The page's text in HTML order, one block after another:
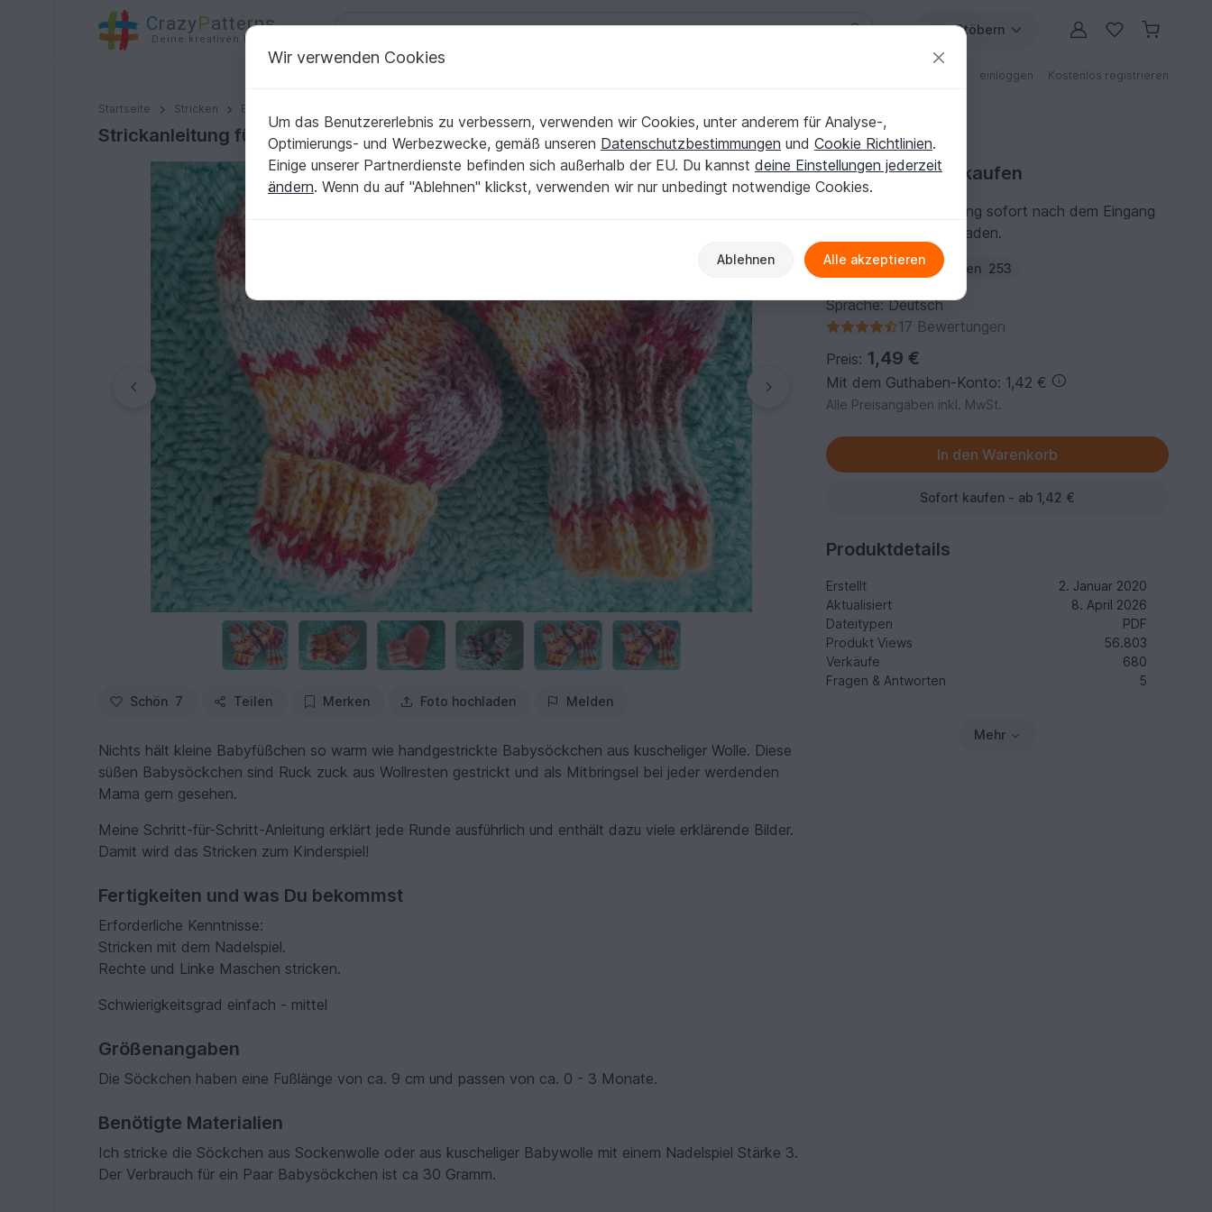
CrazyPatterns
Deine kreativen Ideen
Stöbern
einloggen Kostenlos registrieren
Startseite Stricken Babys
Strickanleitung für kuschelige Babysöckchen 9 cm
Strickanleitung für kuschelige Babysöckchen 9 cm
Schön 7 Teilen Merken Foto hochladen Melden
Nichts hält kleine Babyfüßchen so warm wie handgestrickte Babysöckchen aus kuscheliger Wolle. Diese
süßen Babysöckchen sind Ruck zuck aus Wollresten gestrickt und als Mitbringsel bei jeder werdenden
Mama gern gesehen.
Meine Schritt-für-Schritt-Anleitung erklärt jede Runde ausführlich und enthält dazu viele erklärende Bilder.
Damit wird das Stricken zum Kinderspiel!
Fertigkeiten und was Du bekommst
Erforderliche Kenntnisse:
Stricken mit dem Nadelspiel.
Rechte und Linke Maschen stricken.
Schwierigkeitsgrad einfach - mittel
Größenangaben
Die Söckchen haben eine Fußlänge von ca. 9 cm und passen von ca. 0 - 3 Monate.
Benötigte Materialien
Ich stricke die Söckchen aus Sockenwolle oder aus kuscheliger Babywolle mit einem Nadelspiel Stärke 3.
Der Verbrauch für ein Paar Babysöckchen ist ca 30 Gramm.
Strickanleitung kaufen
Du kannst die Anleitung sofort nach dem Eingang
der Zahlung herunterladen.
Autor: siggib53 Folgen 253
Sprache: Deutsch
17 Bewertungen
Preis: 1,49 €
Mit dem Guthaben-Konto: 1,42 €
Alle Preisangaben inkl. MwSt.
Sofort kaufen - ab 1,42 €
Produktdetails
Erstellt
2. Januar 2020
Aktualisiert
8. April 2026
Dateitypen
PDF
Produkt Views
56.803
Verkäufe
680
Fragen & Antworten
5
Mehr
Wir verwenden Cookies
Um das Benutzererlebnis zu verbessern, verwenden wir Cookies, unter anderem für Analyse-,
Optimierungs- und Werbezwecke, gemäß unseren Datenschutzbestimmungen und Cookie Richtlinien.
Einige unserer Partnerdienste befinden sich außerhalb der EU. Du kannst deine Einstellungen jederzeit
ändern. Wenn du auf "Ablehnen" klickst, verwenden wir nur unbedingt notwendige Cookies.
Ablehnen Alle akzeptieren